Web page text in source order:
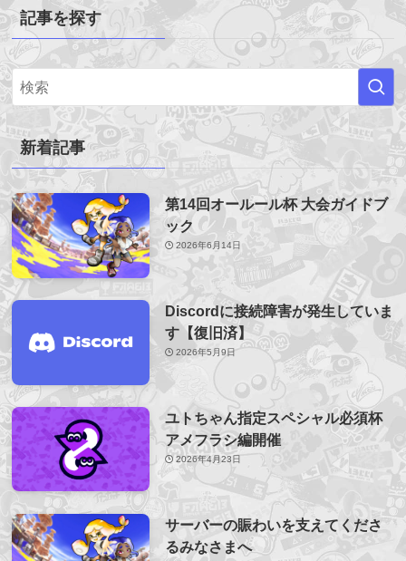
記事を探す
新着記事
第14回オールール杯 大会ガイドブ
ック
2026年6月14日
Discordに接続障害が発生していま
す【復旧済】
2026年5月9日
ユトちゃん指定スペシャル必須杯
アメフラシ編開催
2026年4月23日
サーバーの賑わいを支えてくださ
るみなさまへ